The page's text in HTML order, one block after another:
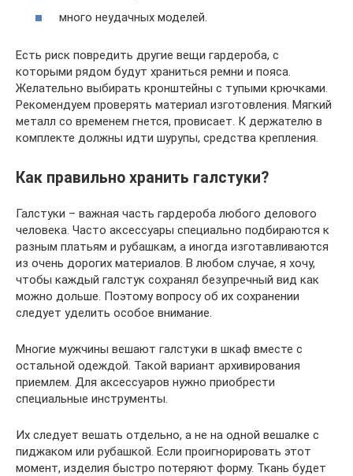
много неудачных моделей.
Есть риск повредить другие вещи гардероба, с
которыми рядом будут храниться ремни и пояса.
Желательно выбирать кронштейны с тупыми крючками.
Рекомендуем проверять материал изготовления. Мягкий
металл со временем гнется, провисает. К держателю в
комплекте должны идти шурупы, средства крепления.
Как правильно хранить галстуки?
Галстуки – важная часть гардероба любого делового
человека. Часто аксессуары специально подбираются к
разным платьям и рубашкам, а иногда изготавливаются
из очень дорогих материалов. В любом случае, я хочу,
чтобы каждый галстук сохранял безупречный вид как
можно дольше. Поэтому вопросу об их сохранении
следует уделить особое внимание.
Многие мужчины вешают галстуки в шкаф вместе с
остальной одеждой. Такой вариант архивирования
приемлем. Для аксессуаров нужно приобрести
специальные инструменты.
Их следует вешать отдельно, а не на одной вешалке с
пиджаком или рубашкой. Если проигнорировать этот
момент, изделия быстро потеряют форму. Ткань будет